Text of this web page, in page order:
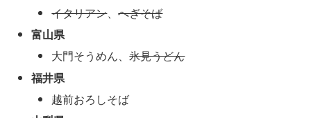
イタリアン、へぎそば
富山県
大門そうめん、氷見うどん
福井県
越前おろしそば